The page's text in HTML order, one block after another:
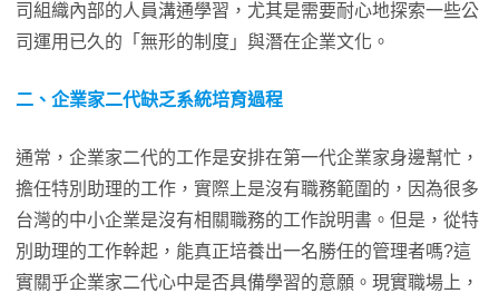
司組織內部的人員溝通學習，尤其是需要耐心地探索一些公
司運用已久的「無形的制度」與潛在企業文化。
二、企業家二代缺乏系統培育過程
通常，企業家二代的工作是安排在第一代企業家身邊幫忙，
擔任特別助理的工作，實際上是沒有職務範圍的，因為很多
台灣的中小企業是沒有相關職務的工作說明書。但是，從特
別助理的工作幹起，能真正培養出一名勝任的管理者嗎?這
實關乎企業家二代心中是否具備學習的意願。現實職場上，